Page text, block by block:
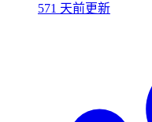
571 天前更新